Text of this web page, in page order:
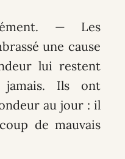
— Les
une cause
lui restent
jamais. Ils ont
au jour : il
de mauvais